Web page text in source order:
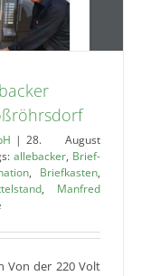
| 28. August
allebacker, Brief-
, Briefkasten,
, Manfred
Von der 220 Volt